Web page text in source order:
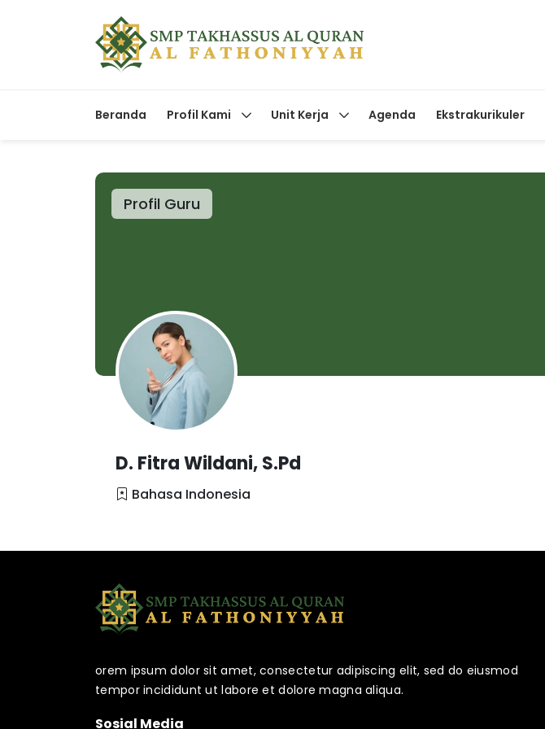
Beranda Profil Kami Unit Kerja Agenda Ekstrakurikuler
Profil Guru
D. Fitra Wildani, S.Pd
Bahasa Indonesia
orem ipsum dolor sit amet, consectetur adipiscing elit, sed do eiusmod
tempor incididunt ut labore et dolore magna aliqua.
Sosial Media